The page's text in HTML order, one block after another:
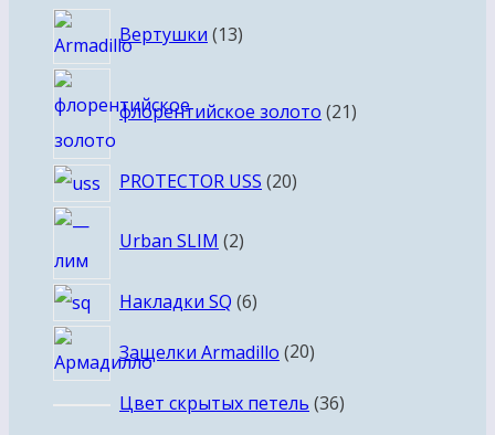
Вертушки 1313
флорентийское золото 21товар
PROTECTOR USS 2020
Urban SLIM 2
товара
Накладки SQ 66
Защелки Armadillo 2020
Цвет скрытых петель 3636